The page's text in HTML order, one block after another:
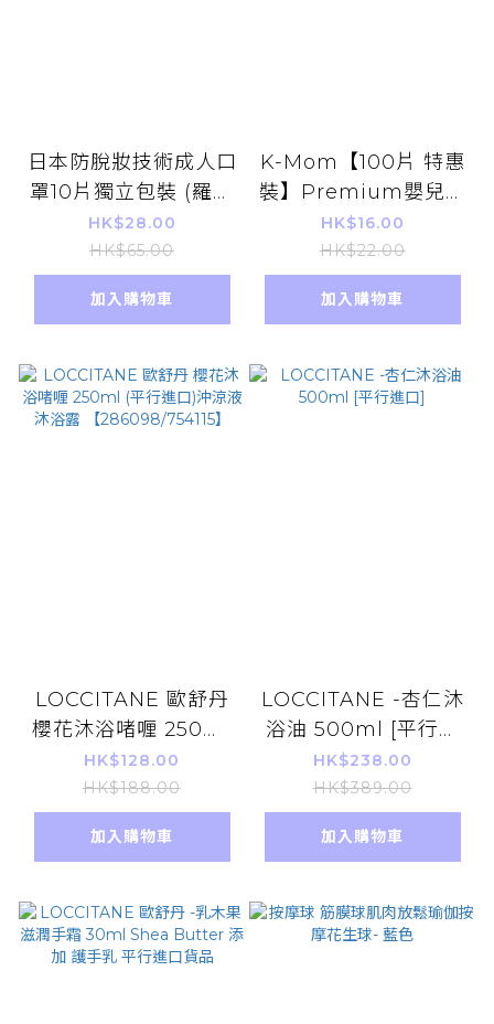
日本防脫妝技術成人口
罩10片獨立包裝 (羅勒
綠 x 青檸灰)
HK$28.00
HK$65.00
加入購物車
K-Mom【100片 特惠
裝】Premium嬰兒濕
菌 添加金盞花 8層淨
水 蜂膠滋潤成份
HK$16.00
HK$22.00
加入購物車
LOCCITANE 歐舒丹
櫻花沐浴啫喱 250ml
(平行進口)沖涼液 沐
浴露
【286098/754115】
HK$128.00
HK$188.00
加入購物車
LOCCITANE -杏仁沐
浴油 500ml [平行進
口]
HK$238.00
HK$389.00
加入購物車